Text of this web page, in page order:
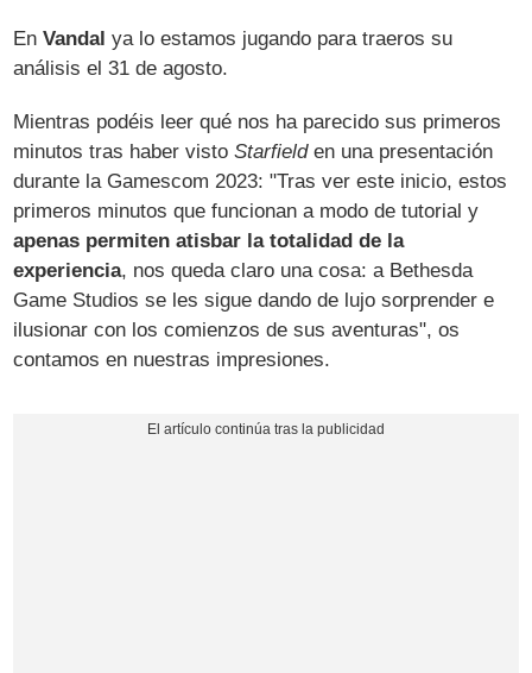
EnVandal ya lo estamos jugando para traeros su
análisis el 31 de agosto.
Mientras podéis leer qué nos ha parecido sus primeros
minutos tras haber vistoStarfielden una presentación
durante la Gamescom 2023: "Tras ver este inicio, estos
primeros minutos que funcionan a modo de tutorial y
apenas permiten atisbar la totalidad de la
experiencia, nos queda claro una cosa: a Bethesda
Game Studios se les sigue dando de lujo sorprender e
ilusionar con los comienzos de sus aventuras", os
contamos en nuestras impresiones.